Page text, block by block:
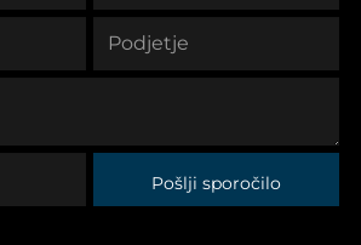
Pošlji sporočilo